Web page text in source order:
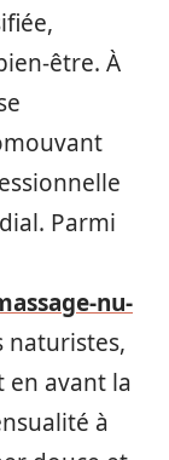
être. À
Parmi
nu-
naturistes,
avant la
à